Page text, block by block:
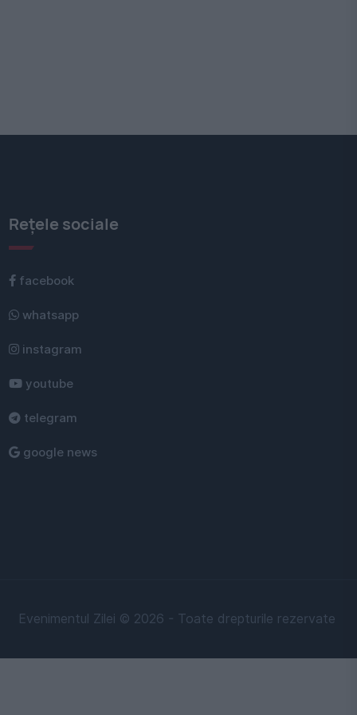
Rețele sociale
facebook
whatsapp
instagram
youtube
telegram
google news
Evenimentul Zilei © 2026 - Toate drepturile rezervate